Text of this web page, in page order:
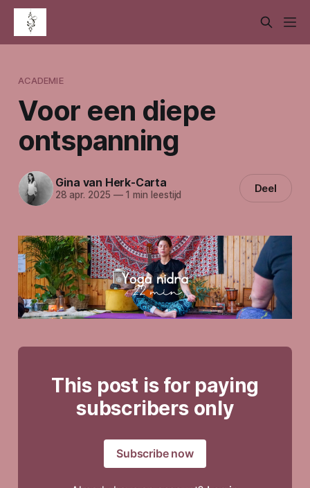
ACADEMIE
Voor een diepe
ontspanning
Gina van Herk-Carta
28 apr. 2025 —1 min leestijd Deel
This post is for paying
subscribers only
Subscribe now